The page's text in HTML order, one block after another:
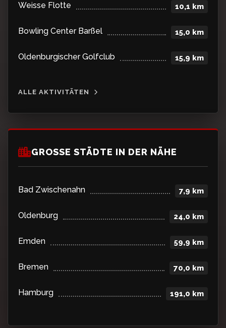
Weisse Flotte 10,1 km
Bowling Center Barßel 15,0 km
Oldenburgischer Golfclub 15,9 km
ALLE AKTIVITÄTEN
GROSSE STÄDTE IN DER NÄHE
Bad Zwischenahn 7,9 km
Oldenburg 24,0 km
Emden 59,9 km
Bremen 70,0 km
Hamburg 191,0 km